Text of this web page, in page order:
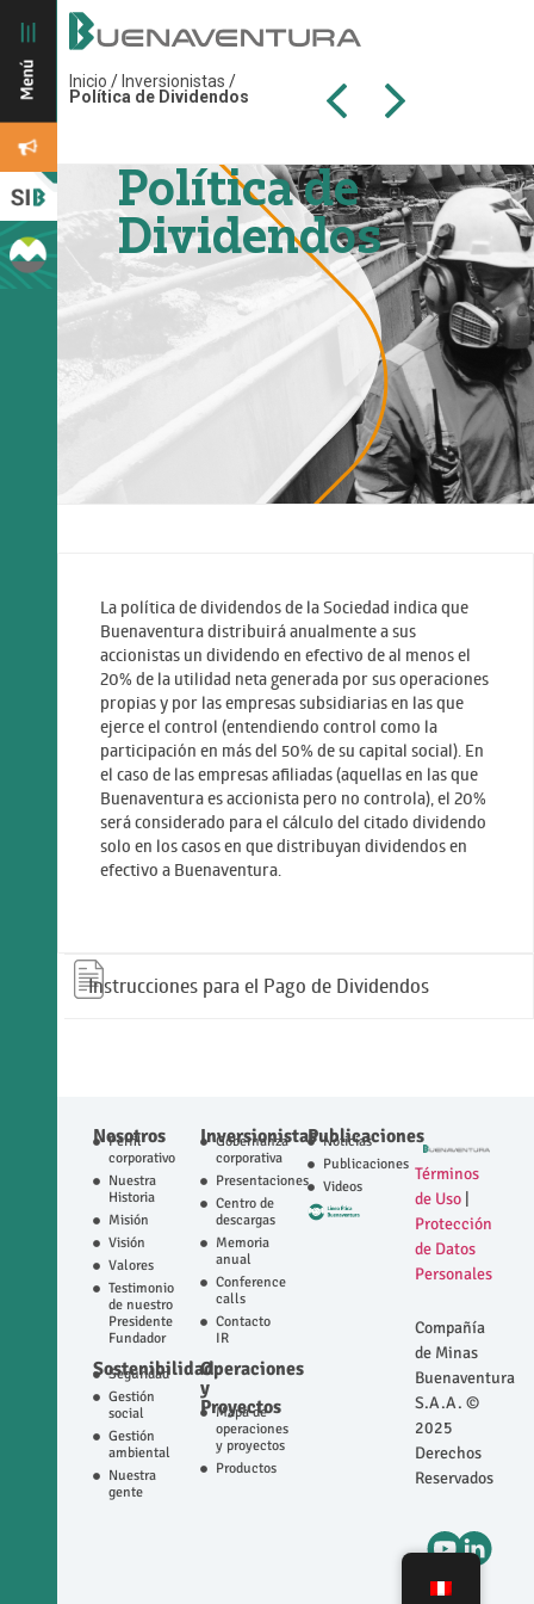
Inicio / Inversionistas /
Política de Dividendos
Política de
Dividendos
La política de dividendos de la Sociedad indica que
Buenaventura distribuirá anualmente a sus
accionistas un dividendo en efectivo de al menos el
20% de la utilidad neta generada por sus operaciones
propias y por las empresas subsidiarias en las que
ejerce el control (entendiendo control como la
participación en más del 50% de su capital social). En
el caso de las empresas afiliadas (aquellas en las que
Buenaventura es accionista pero no controla), el 20%
será considerado para el cálculo del citado dividendo
solo en los casos en que distribuyan dividendos en
efectivo a Buenaventura.
Instrucciones para el Pago de Dividendos
Nosotros
Perfil
corporativo
Nuestra
Historia
Misión
Visión
Valores
Testimonio
de nuestro
Presidente
Fundador
Sostenibilidad
Seguridad
Gestión
social
Gestión
ambiental
Nuestra
gente
Inversionistas
Gobernanza
corporativa
Presentaciones
Centro de
descargas
Memoria
anual
Conference
calls
Contacto
IR
Operaciones
y
Proyectos
Mapa de
operaciones
y proyectos
Productos
Publicaciones
Noticias
Publicaciones
Videos
Términos
de Uso
Protección
de Datos
Personales
Compañía
de Minas
Buenaventura
S.A.A. ©
2025
Derechos
Reservados